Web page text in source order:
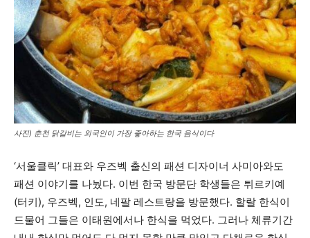
사진) 춘천 닭갈비는 외국인이 가장 좋아하는 한국 음식이다
‘서울클릭’ 대표와 우즈벡 출신의 패션 디자이너 사미아와도
패션 이야기를 나눴다. 이번 한국 방문단 학생들은 튀르키예
(터키), 우즈벡, 인도, 네팔 레스트랑을 방문했다. 할랄 한식이
드물어 그들은 이태원에서나 한식을 먹었다. 그러나 체류기간